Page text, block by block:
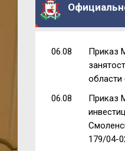
06.08
Приказ
06.08
Приказ
179/04-